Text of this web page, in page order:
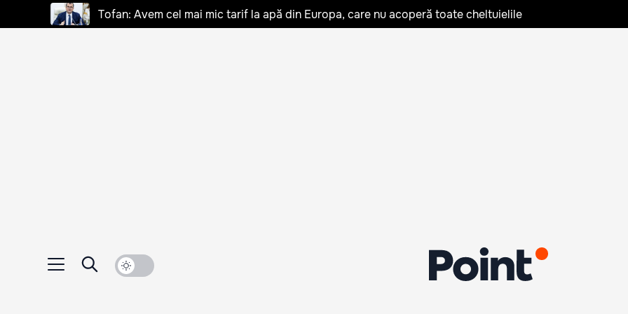
Tofan: Avem cel mai mic tarif la apă din Europa, care nu acoperă toate cheltuielile